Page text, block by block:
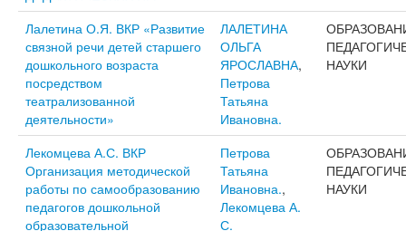
Лалетина О.Я. ВКР «Развитие
связной речи детей старшего
дошкольного возраста
посредством
театрализованной
деятельности»
ЛАЛЕТИНА
ОЛЬГА
ЯРОСЛАВНА,
Петрова
Татьяна
Ивановна.
НАУКИ
Лекомцева А.С. ВКР
Организация методической
работы по самообразованию
педагогов дошкольной
образовательной
Петрова
Татьяна
Ивановна.,
Лекомцева А.
С.
НАУКИ